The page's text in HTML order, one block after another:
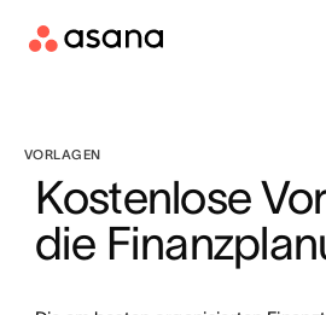
Vertrieb
VORLAGEN
Kostenlose
die